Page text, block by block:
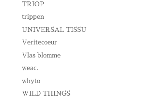
TRIOP
trippen
UNIVERSAL TISSU
Veritecoeur
Vlas blomme
weac.
whyto
WILD THINGS